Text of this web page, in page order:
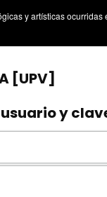
en los tres